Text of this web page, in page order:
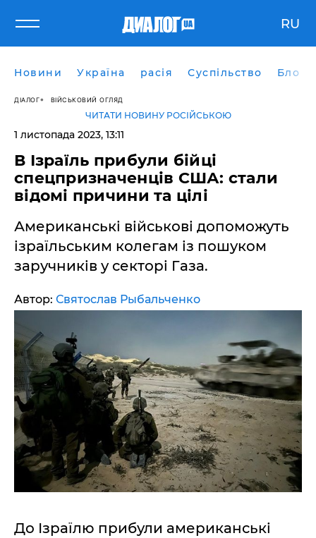
RU
Новини Україна расія Суспільство Блоги
ДІАЛОГ ВІЙСЬКОВИЙ ОГЛЯД
ЧИТАТИ НОВИНУ РОСІЙСЬКОЮ
1 листопада 2023, 13:11
В Ізраїль прибули бійці
спецпризначенців США: стали
відомі причини та цілі
Американські військові допоможуть
ізраїльським колегам із пошуком
заручників у секторі Газа.
Автор: Святослав Рыбальченко
До Ізраїлю прибули американські